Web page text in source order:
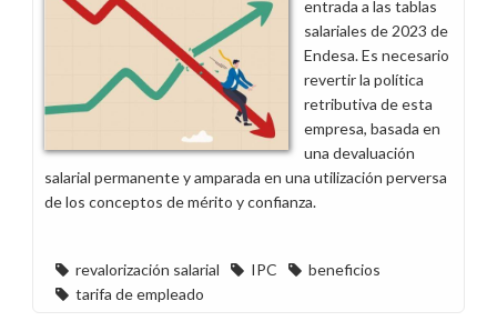
facturación
de
tarifa
empleado
entrada a las tablas
salariales de 2023 de
Endesa. Es necesario
revertir la política
retributiva de esta
empresa, basada en
una devaluación
salarial permanente y amparada en una utilización perversa
de los conceptos de mérito y confianza.
revalorización salarial IPC
beneficios
tarifa de empleado